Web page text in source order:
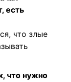
есть
что злые
что нужно